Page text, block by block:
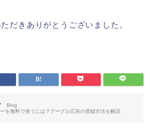
だきありがとうございました。
Blog
を無料で使うには？グーグル広告の登録方法を解説